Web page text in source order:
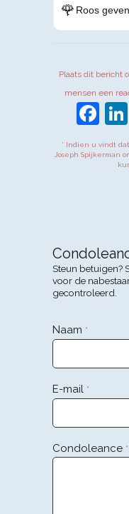
🌹 Roos geven
Plaats dit bericht
mensen een
* Indien u vindt
Joseph Spijkerman
Steun betuigen?
voor de
gecontroleerd.
Naam *
E-mail *
Condoleance *